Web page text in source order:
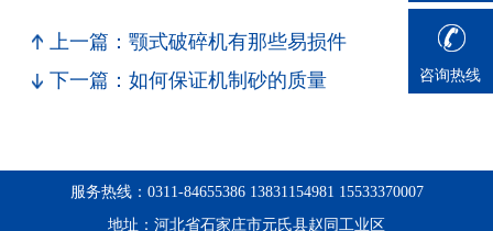
上一篇：颚式破碎机有那些易损件
下一篇：如何保证机制砂的质量
咨询热线
服务热线：0311-84655386 13831154981 15533370007
地址：河北省石家庄市元氏县赵同工业区